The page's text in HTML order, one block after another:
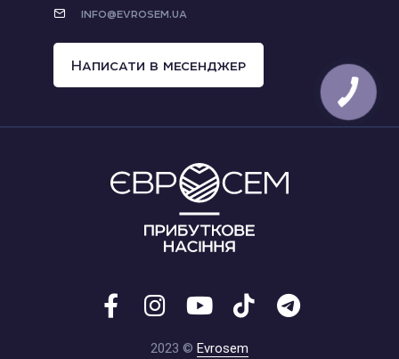
info@evrosem.ua
Написати в месенджер
2023 © Evrosem